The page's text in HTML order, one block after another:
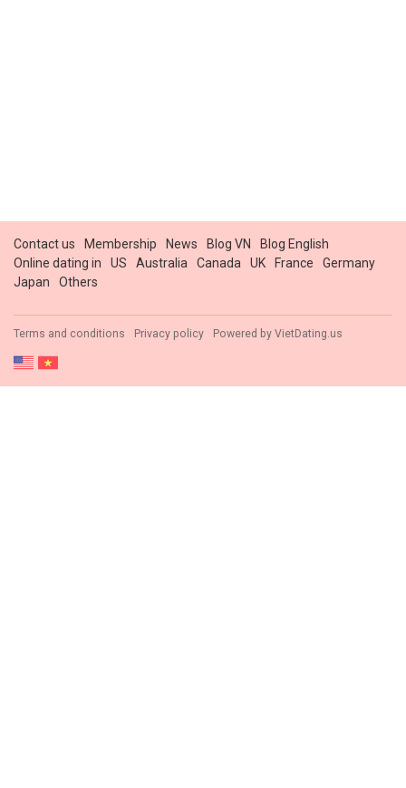
Contact us Membership News Blog VN
Blog English
Online dating in
US Australia Canada UK France
Germany
Japan
Others
Terms and conditions Privacy policy Powered by VietDating.us